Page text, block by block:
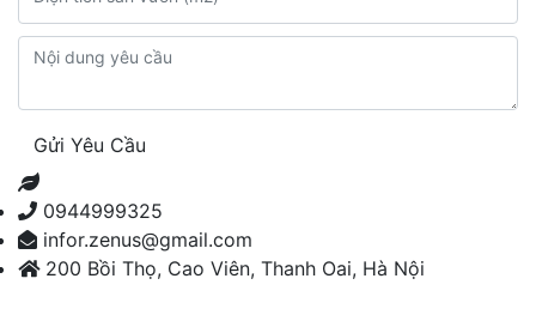
Gửi Yêu Cầu
0944999325
infor.zenus@gmail.com
200 Bồi Thọ, Cao Viên, Thanh Oai, Hà Nội